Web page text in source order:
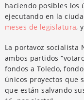
haciendo posibles los
ejecutando en la
meses de legislatura,
La portavoz socialista
ambos partidos
fondos a Toledo,
únicos proyectos que
que están salvando